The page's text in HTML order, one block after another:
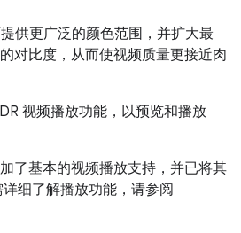
供更广泛的颜色范围，并扩大最
对比度，从而使视频质量更接近肉
视频播放功能，以预览和播放
了基本的视频播放支持，并已将其
细了解播放功能，请参阅